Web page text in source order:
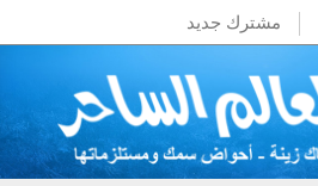
مشترك جديد